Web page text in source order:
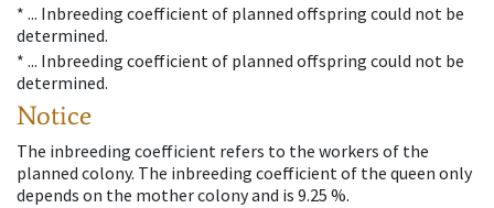
* ... Inbreeding coefficient of planned offspring could not be
determined.
* ... Inbreeding coefficient of planned offspring could not be
determined.
Notice
The inbreeding coefficient refers to the workers of the
planned colony. The inbreeding coefficient of the queen only
depends on the mother colony and is 9.25 %.